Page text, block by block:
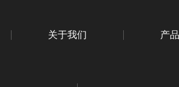
关于我们 产